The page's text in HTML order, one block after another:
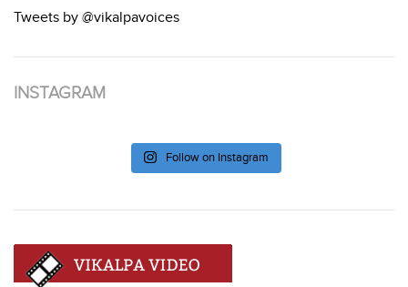
Tweets by @vikalpavoices
INSTAGRAM
Follow on Instagram